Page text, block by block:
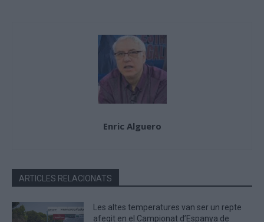
Enric Alguero
ARTICLES RELACIONATS
Les altes temperatures van ser un repte
afegit en el Campionat d’Espanya de